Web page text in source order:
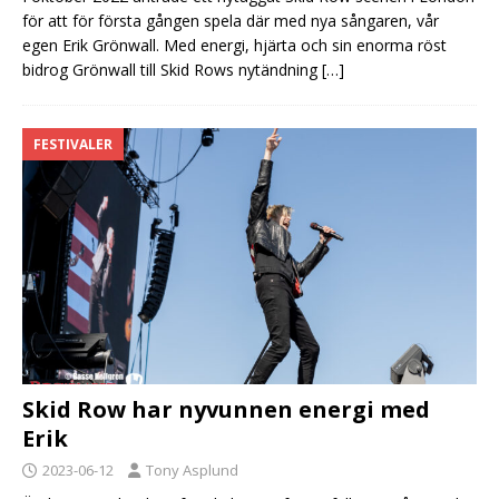
för att för första gången spela där med nya sångaren, vår
egen Erik Grönwall. Med energi, hjärta och sin enorma röst
bidrog Grönwall till Skid Rows nytändning[…]
FESTIVALER
Skid Row har nyvunnen energi med
Erik
2023-06-12 Tony Asplund